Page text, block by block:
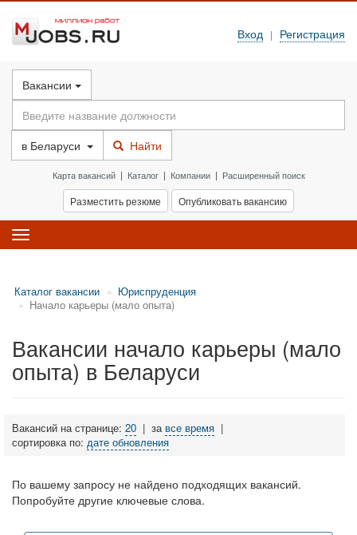
Вход | Регистрация
Вакансии
в Беларуси Найти
Карта вакансий| Каталог| Компании| Расширенный поиск
Разместить резюме Опубликовать вакансию
Toggle
navigation
Каталог вакансии
Юриспруденция
Начало карьеры (мало опыта)
Вакансии начало карьеры (мало
опыта) в Беларуси
Вакансий на странице: 20 | за все время |
сортировка по: дате обновления
По вашему запросу не найдено подходящих вакансий.
Попробуйте другие ключевые слова.